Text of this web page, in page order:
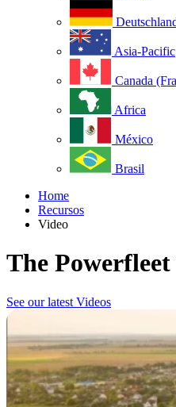
Asia-Pacific
Canada
Africa
México
Brasil
Home
Recursos
Video
The
See our latest Videos